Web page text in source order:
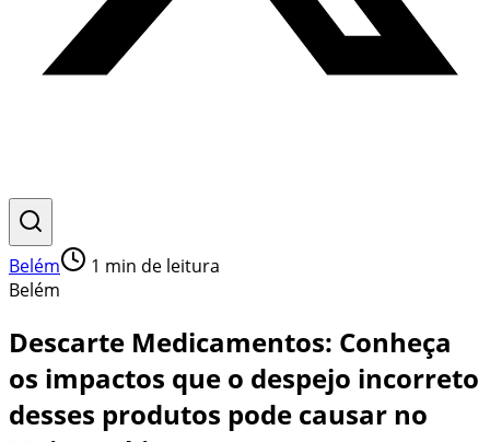
Belém 1 min de leitura
Belém
Descarte Medicamentos: Conheça
os impactos que o despejo incorreto
desses produtos pode causar no